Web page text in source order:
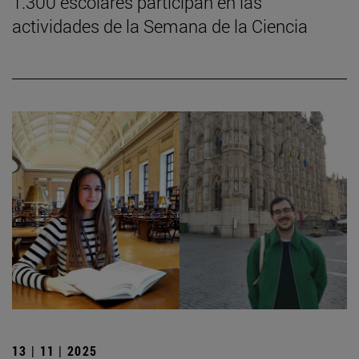
actividades de la Semana de la Ciencia
13 | 11 | 2025